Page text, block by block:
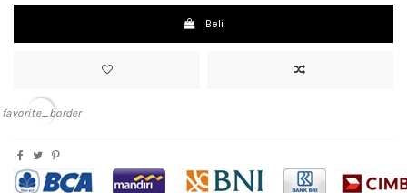
Beli
favorite_border